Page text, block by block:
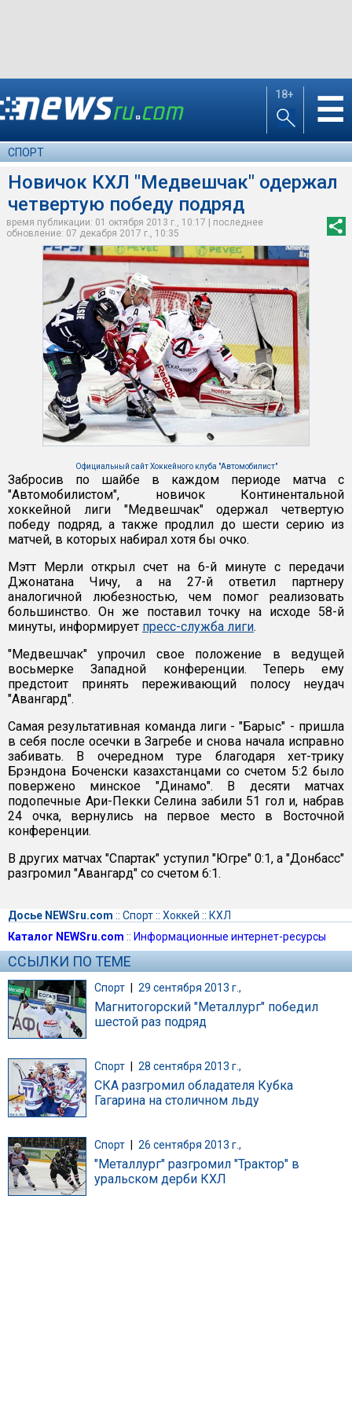
18+ ☰
СПОРТ
Новичок КХЛ "Медвешчак" одержал
четвертую победу подряд
время публикации: 01 октября 2013 г., 10:17 | последнее
обновление: 07 декабря 2017 г., 10:35
Официальный сайт Хоккейного клуба "Автомобилист"
Забросив по шайбе в каждом периоде матча с
"Автомобилистом", новичок Континентальной
хоккейной лиги "Медвешчак" одержал четвертую
победу подряд, а также продлил до шести серию из
матчей, в которых набирал хотя бы очко.
Мэтт Мерли открыл счет на 6-й минуте с передачи
Джонатана Чичу, а на 27-й ответил партнеру
аналогичной любезностью, чем помог реализовать
большинство. Он же поставил точку на исходе 58-й
минуты, информирует пресс-служба лиги.
"Медвешчак" упрочил свое положение в ведущей
восьмерке Западной конференции. Теперь ему
предстоит принять переживающий полосу неудач
"Авангард".
Самая результативная команда лиги - "Барыс" - пришла
в себя после осечки в Загребе и снова начала исправно
забивать. В очередном туре благодаря хет-трику
Брэндона Боченски казахстанцами со счетом 5:2 было
повержено минское "Динамо". В десяти матчах
подопечные Ари-Пекки Селина забили 51 гол и, набрав
24 очка, вернулись на первое место в Восточной
конференции.
В других матчах "Спартак" уступил "Югре" 0:1, а "Донбасс"
разгромил "Авангард" со счетом 6:1.
Досье NEWSru.com :: Спорт:: Хоккей :: КХЛ
Каталог NEWSru.com :: Информационные интернет-ресурсы
ССЫЛКИ ПО ТЕМЕ
Спорт | 29 сентября 2013 г.,
Магнитогорский "Металлург" победил
шестой раз подряд
Спорт 28 сентября 2013 г.,
СКА разгромил обладателя Кубка
Гагарина на столичном льду
Спорт 26 сентября 2013 г.,
"Металлург" разгромил "Трактор" в
уральском дерби КХЛ